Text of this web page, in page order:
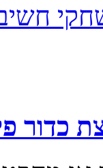
כדור